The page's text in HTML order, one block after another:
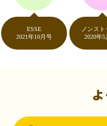
リ…！いつものネットシ
ントが貯まるなんて…も
ントはギフト券に交換し
（30代・男性）
ーを知りました。クレジ
2021年10月号
ノンストップ！
2020年5月7日